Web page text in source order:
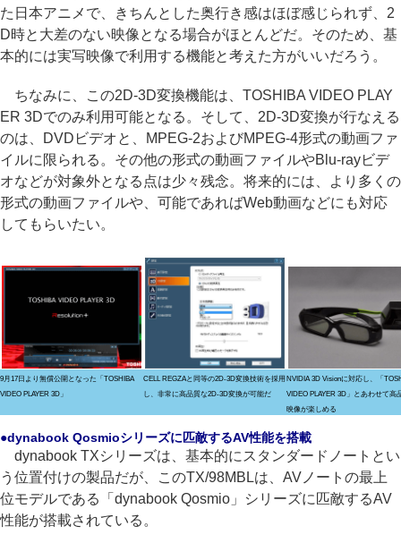
た日本アニメで、きちんとした奥行き感はほぼ感じられず、2
D時と大差のない映像となる場合がほとんどだ。そのため、基
本的には実写映像で利用する機能と考えた方がいいだろう。
ちなみに、この2D-3D変換機能は、TOSHIBA VIDEO PLAY
ER 3Dでのみ利用可能となる。そして、2D-3D変換が行なえる
のは、DVDビデオと、MPEG-2およびMPEG-4形式の動画ファ
イルに限られる。その他の形式の動画ファイルやBlu-rayビデ
オなどが対象外となる点は少々残念。将来的には、より多くの
形式の動画ファイルや、可能であればWeb動画などにも対応
してもらいたい。
9月17日より無償公開となった「TOSHIBA
VIDEO PLAYER 3D」
CELL REGZAと同等の2D-3D変換技術を採用
し、非常に高品質な2D-3D変換が可能だ
NVIDIA 3D Visionに対応し、「
VIDEO PLAYER 3D」とあわせて高
映像が楽しめる
●dynabook Qosmioシリーズに匹敵するAV性能を搭載
dynabook TXシリーズは、基本的にスタンダードノートとい
う位置付けの製品だが、このTX/98MBLは、AVノートの最上
位モデルである「dynabook Qosmio」シリーズに匹敵するAV
性能が搭載されている。